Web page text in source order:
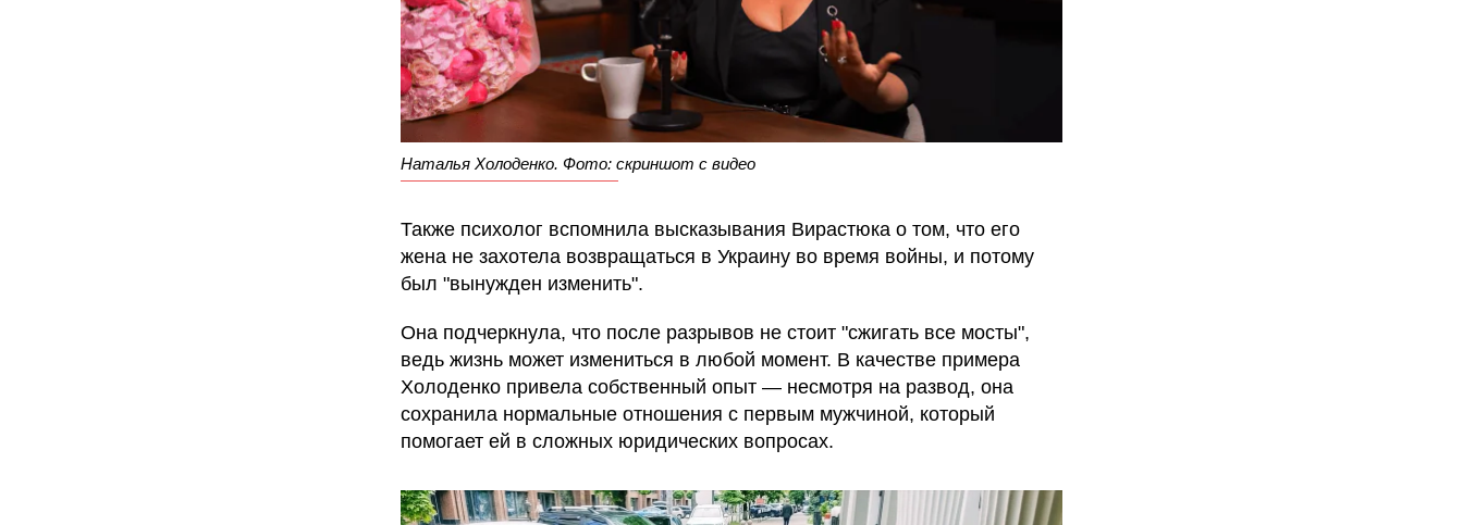
Наталья Холоденко. Фото: скриншот с видео
Также психолог вспомнила высказывания Вирастюка о том, что его
жена не захотела возвращаться в Украину во время войны, и потому
был "вынужден изменить".
Она подчеркнула, что после разрывов не стоит "сжигать все мосты",
ведь жизнь может измениться в любой момент. В качестве примера
Холоденко привела собственный опыт — несмотря на развод, она
сохранила нормальные отношения с первым мужчиной, который
помогает ей в сложных юридических вопросах.